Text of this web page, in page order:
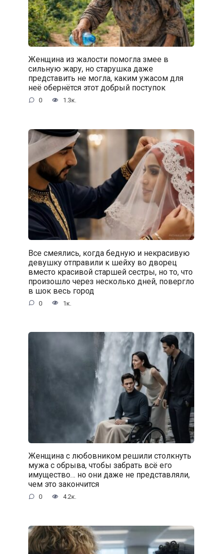
Женщина из жалости помогла змее в
сильную жару, но старушка даже
представить не могла, каким ужасом для
неё обернётся этот добрый поступок
0 1.3к.
Все смеялись, когда бедную и некрасивую
девушку отправили к шейху во дворец
вместо красивой старшей сестры, но то, что
произошло через несколько дней, повергло
в шок весь город
0 1к.
Женщина с любовником решили столкнуть
мужа с обрыва, чтобы забрать всё его
имущество… но они даже не представляли,
чем это закончится
0 4.2к.